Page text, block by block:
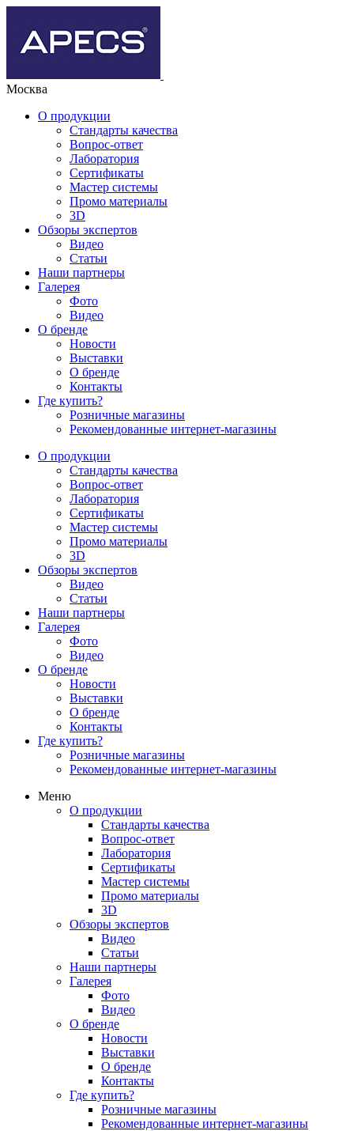
Москва
О продукции
Стандарты качества
Вопрос-ответ
Лаборатория
Сертификаты
Мастер системы
Промо материалы
3D
Обзоры экспертов
Видео
Статьи
Наши партнеры
Галерея
Фото
Видео
О бренде
Новости
Выставки
О бренде
Контакты
Где купить?
Розничные магазины
Рекомендованные интернет-магазины
О продукции
Стандарты качества
Вопрос-ответ
Лаборатория
Сертификаты
Мастер системы
Промо материалы
3D
Обзоры экспертов
Видео
Статьи
Наши партнеры
Галерея
Фото
Видео
О бренде
Новости
Выставки
О бренде
Контакты
Где купить?
Розничные магазины
Рекомендованные интернет-магазины
Меню
О продукции
Стандарты качества
Вопрос-ответ
Лаборатория
Сертификаты
Мастер системы
Промо материалы
3D
Обзоры экспертов
Видео
Статьи
Наши партнеры
Галерея
Фото
Видео
О бренде
Новости
Выставки
О бренде
Контакты
Где купить?
Розничные магазины
Рекомендованные интернет-магазины